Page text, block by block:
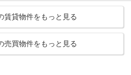
賃貸物件をもっと見る
売買物件をもっと見る